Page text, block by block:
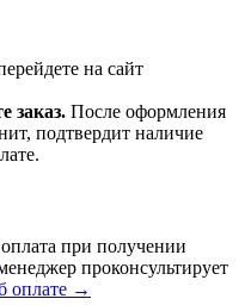
на сайт
заказ. После оформления
подтвердит наличие
при получении
проконсультирует
оплате →